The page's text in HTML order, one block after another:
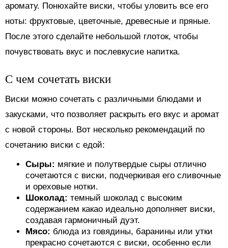
аромату. Понюхайте виски, чтобы уловить все его
ноты: фруктовые, цветочные, древесные и пряные.
После этого сделайте небольшой глоток, чтобы
почувствовать вкус и послевкусие напитка.
С чем сочетать виски
Виски можно сочетать с различными блюдами и
закусками, что позволяет раскрыть его вкус и аромат
с новой стороны. Вот несколько рекомендаций по
сочетанию виски с едой:
Сыры: мягкие и полутвердые сыры отлично
сочетаются с виски, подчеркивая его сливочные
и ореховые нотки.
Шоколад: темный шоколад с высоким
содержанием какао идеально дополняет виски,
создавая гармоничный дуэт.
Мясо: блюда из говядины, баранины или утки
прекрасно сочетаются с виски, особенно если